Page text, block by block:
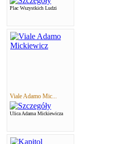
Plac Wszystkich Ludzi
Viale Adamo Mic...
Ulica Adama Mickiewicza